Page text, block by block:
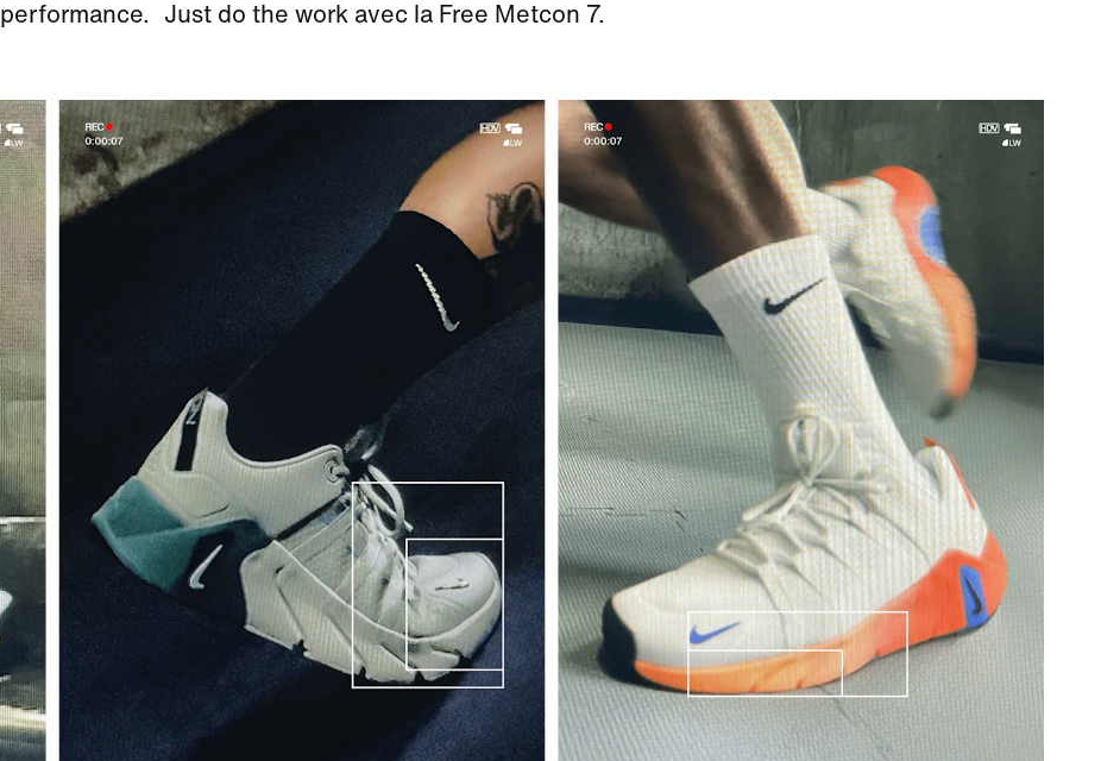
performance. Just do the work avec la Free Metcon 7.